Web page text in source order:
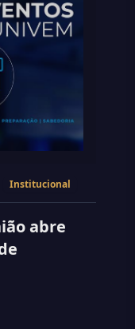
Institucional
abre